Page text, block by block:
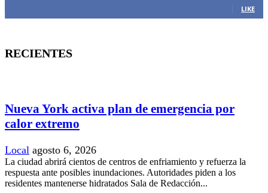
LIKE
RECIENTES
Nueva York activa plan de emergencia por
calor extremo
Local agosto 6, 2026
La ciudad abrirá cientos de centros de enfriamiento y refuerza la
respuesta ante posibles inundaciones. Autoridades piden a los
residentes mantenerse hidratados Sala de Redacción...